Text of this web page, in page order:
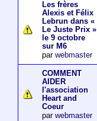
Les frères
Alexis et Félix
Lebrun dans «
Le Juste Prix »
le 9 octobre
sur M6
par webmaster
COMMENT
AIDER
l'association
Heart and
Coeur
par webmaster